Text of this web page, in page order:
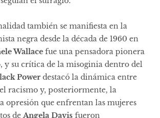
también se manifiesta en la
negra desde la década de 1960 en
Wallace fue una pensadora pionera
y su crítica de la misoginia dentro del
Power destacó la dinámica entre
racismo y, posteriormente, la
opresión que enfrentan las mujeres
deAngela Davis fueron